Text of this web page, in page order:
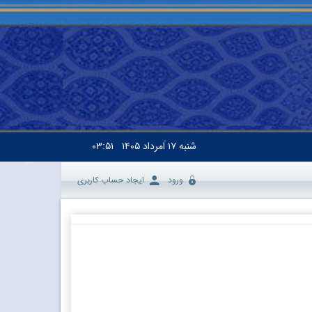
شنبه۱۷ اَمرداد ۱۴۰۵ ۰۳:۵۱
ورود ایجاد حساب کاربری